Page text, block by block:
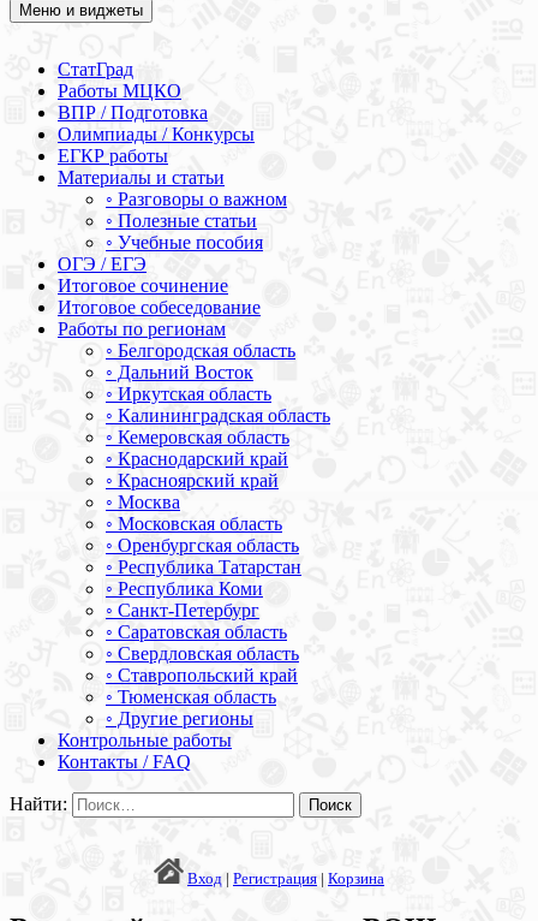
Академия СОВА
Подготовка к ЕГЭ, ОГЭ, ВПР, МЦКО, СтатГрад, КДР, ВОШ,
Меню и виджеты
СтатГрад
Работы МЦКО
ВПР / Подготовка
Олимпиады / Конкурсы
ЕГКР работы
Материалы и статьи
◦ Разговоры о важном
◦ Полезные статьи
◦ Учебные пособия
ОГЭ / ЕГЭ
Итоговое сочинение
Итоговое собеседование
Работы по регионам
◦ Белгородская область
◦ Дальний Восток
◦ Иркутская область
◦ Калининградская область
◦ Кемеровская область
◦ Краснодарский край
◦ Красноярский край
◦ Москва
◦ Московская область
◦ Оренбургская область
◦ Республика Татарстан
◦ Республика Коми
◦ Санкт-Петербург
◦ Саратовская область
◦ Свердловская область
◦ Ставропольский край
◦ Тюменская область
◦ Другие регионы
Контрольные работы
Контакты / FAQ
Найти:
Вход | Регистрация | Корзина